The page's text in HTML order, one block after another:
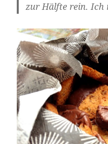
zur Hälfte rein. Ich